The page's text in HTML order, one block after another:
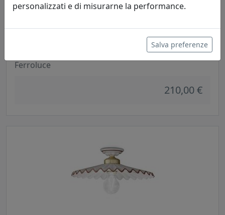
Ferroluce
210,00 €
personalizzati e di misurarne la performance.
Salva preferenze